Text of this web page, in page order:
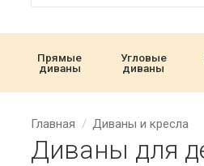
Прямые
диваны
Угловые
диваны
Главная Диваны и кресла
Диваны для